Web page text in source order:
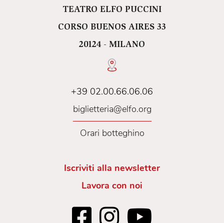
TEATRO ELFO PUCCINI
CORSO BUENOS AIRES 33
20124 - MILANO
+39 02.00.66.06.06
biglietteria@elfo.org
Orari botteghino
Iscriviti alla newsletter
Lavora con noi